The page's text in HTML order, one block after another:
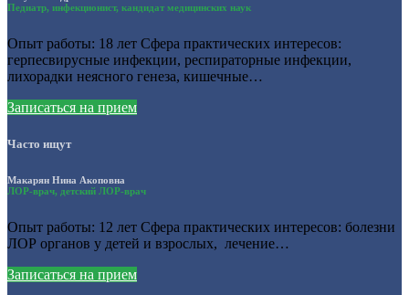
Педиатр, инфекционист, кандидат медицинских наук
Опыт работы: 18 лет Сфера практических интересов:
герпесвирусные инфекции, респираторные инфекции,
лихорадки неясного генеза, кишечные…
Записаться на прием
Часто ищут
Макарян Нина Акоповна
ЛОР-врач, детский ЛОР-врач
Опыт работы: 12 лет Сфера практических интересов: болезни
ЛОР органов у детей и взрослых, лечение…
Записаться на прием